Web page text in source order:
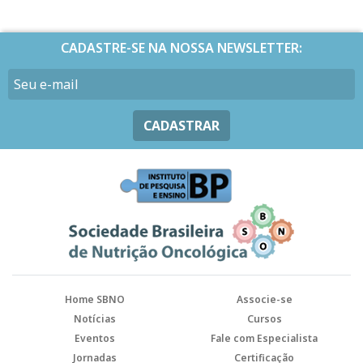
CADASTRE-SE NA NOSSA NEWSLETTER:
CADASTRAR
Home SBNO
Associe-se
Notícias
Cursos
Eventos
Fale com Especialista
Jornadas
Certificação